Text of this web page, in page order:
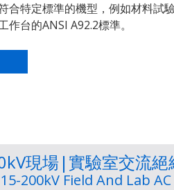
合特定標準的機型，例如材料試
作台的ANSI A92.2標準。
現場|實驗室交流絕
200kV Field And Lab